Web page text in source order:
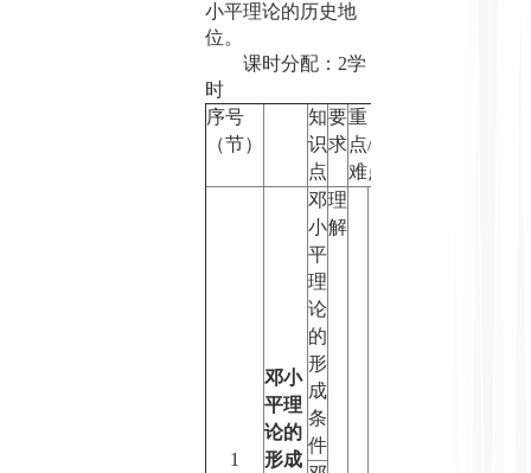
小平理论的历史地
位。
课时分配： 2学
时
序号
（节）
知
识
点
要
求
重
点/
难点
1
邓小
平理
论的
形成
邓
小
平
理
论
的
形
成
条
件
理
解